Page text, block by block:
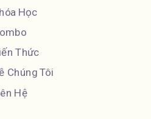
Học
Thức
Chúng Tôi
Hệ